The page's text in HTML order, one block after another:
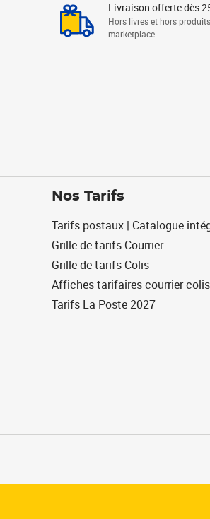
Livraison offerte dès
Hors livres et hors produits
marketplace
Nos Tarifs
Tarifs postaux | Catalogue
Grille de tarifs Courrier
Grille de tarifs Colis
Affiches tarifaires courrier colis
Tarifs La Poste 2027